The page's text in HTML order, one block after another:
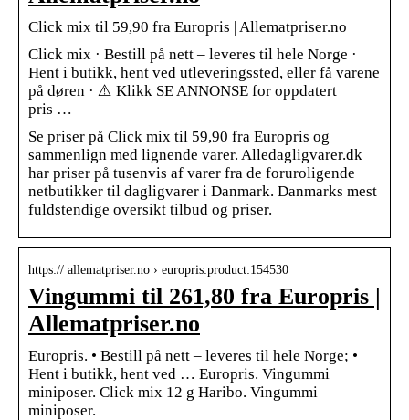
Click mix til 59,90 fra Europris | Allematpriser.no
Click mix · Bestill på nett – leveres til hele Norge ·
Hent i butikk, hent ved utleveringssted, eller få varene
på døren · ⚠️ Klikk SE ANNONSE for oppdatert
pris …
Se priser på Click mix til 59,90 fra Europris og
sammenlign med lignende varer. Alledagligvarer.dk
har priser på tusenvis af varer fra de foruroligende
netbutikker til dagligvarer i Danmark. Danmarks mest
fuldstendige oversikt tilbud og priser.
https:// allematpriser.no › europris:product:154530
Vingummi til 261,80 fra Europris |
Allematpriser.no
Europris. • Bestill på nett – leveres til hele Norge; •
Hent i butikk, hent ved … Europris. Vingummi
miniposer. Click mix 12 g Haribo. Vingummi
miniposer.